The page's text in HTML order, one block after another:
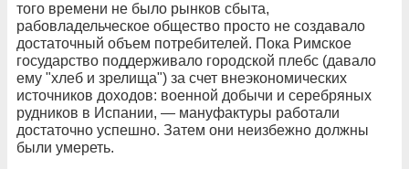
того времени не было рынков сбыта,
рабовладельческое общество просто не создавало
достаточный объем потребителей. Пока Римское
государство поддерживало городской плебс (давало
ему "хлеб и зрелища") за счет внеэкономических
источников доходов: военной добычи и серебряных
рудников в Испании, — мануфактуры работали
достаточно успешно. Затем они неизбежно должны
были умереть.